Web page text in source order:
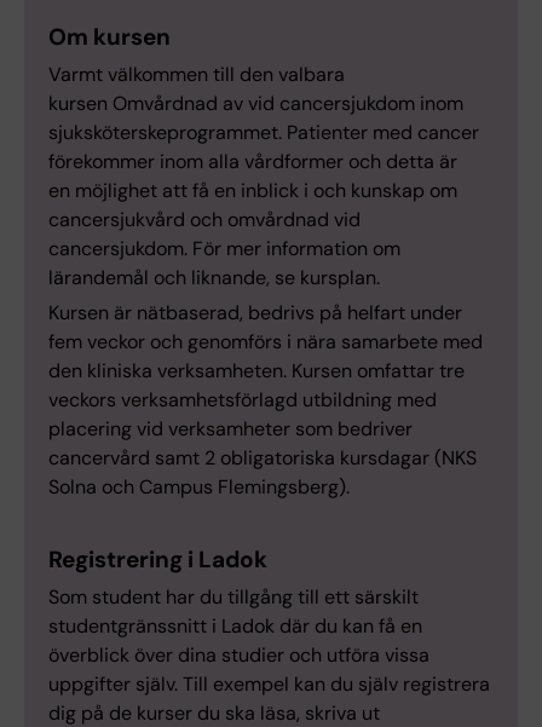
Om kursen
Varmt välkommen till den valbara
kursen Omvårdnad av vid cancersjukdom inom
sjuksköterskeprogrammet. Patienter med cancer
förekommer inom alla vårdformer och detta är
en möjlighet att få en inblick i och kunskap om
cancersjukvård och omvårdnad vid
cancersjukdom. För mer information om
lärandemål och liknande, se kursplan.
Kursen är nätbaserad, bedrivs på helfart under
fem veckor och genomförs i nära samarbete med
den kliniska verksamheten. Kursen omfattar tre
veckors verksamhetsförlagd utbildning med
placering vid verksamheter som bedriver
cancervård samt 2 obligatoriska kursdagar (NKS
Solna och Campus Flemingsberg).
Registrering i Ladok
Som student har du tillgång till ett särskilt
studentgränssnitt i Ladok där du kan få en
överblick över dina studier och utföra vissa
uppgifter själv. Till exempel kan du själv registrera
dig på de kurser du ska läsa, skriva ut